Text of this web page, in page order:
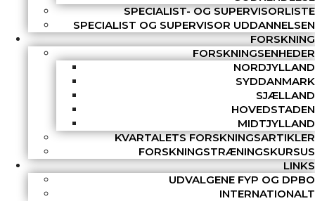
SPECIALIST- OG SUPERVISORLISTE
SPECIALIST OG SUPERVISOR UDDANNELSEN
FORSKNING
FORSKNINGSENHEDER
NORDJYLLAND
SYDDANMARK
SJÆLLAND
HOVEDSTADEN
MIDTJYLLAND
KVARTALETS FORSKNINGSARTIKLER
FORSKNINGSTRÆNINGSKURSUS
LINKS
UDVALGENE FYP OG DPBO
INTERNATIONALT